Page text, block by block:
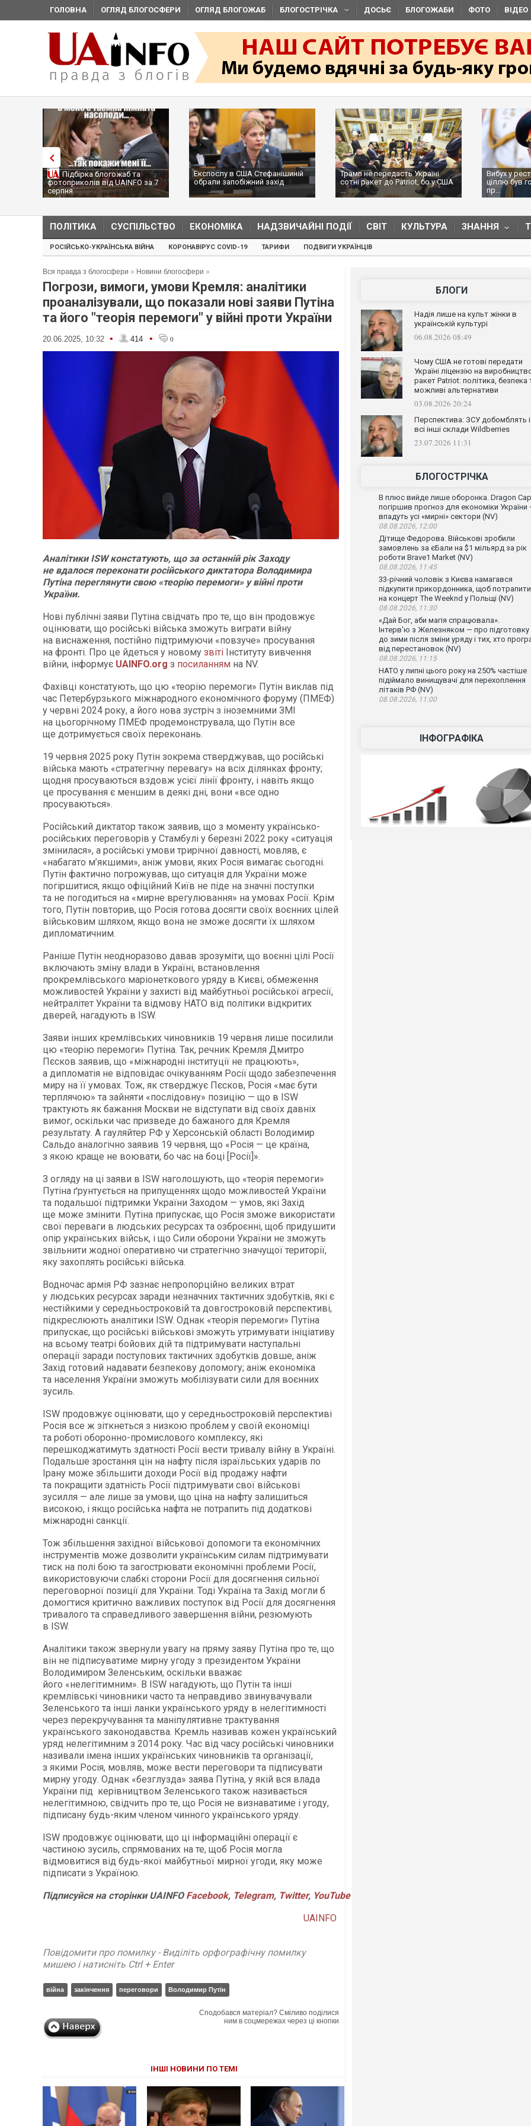
ГОЛОВНА ОГЛЯД БЛОГОСФЕРИ ОГЛЯД БЛОГОЖАБ БЛОГОСТРІЧКА ДОСЬЄ БЛОГОЖАБИ ФОТО ВІДЕО
Підбірка блогожаб та
фотоприколів від UAINFO за 7
серпня
Експослу в США Стефанішиній
обрали запобіжний захід
Трамп не передасть Україні
сотні ракет до Patriot, бо у США
...
Вибух у
ціллю був
пр...
ПОЛІТИКА СУСПІЛЬСТВО ЕКОНОМІКА НАДЗВИЧАЙНІ ПОДІЇ СВІТ КУЛЬТУРА ЗНАННЯ
РОСІЙСЬКО-УКРАЇНСЬКА ВІЙНА КОРОНАВІРУС COVID-19 ТАРИФИ ПОДВИГИ УКРАЇНЦІВ
Вся правда з блогосфери » Новини блогосфери »
Погрози, вимоги, умови Кремля: аналітики
проаналізували, що показали нові заяви Путіна
та його "теорія перемоги" у війні проти України
20.06.2025, 10:32 • 414 • 0
Аналітики ISW констатують, що за останній рік Заходу
не вдалося переконати російського диктатора Володимира
Путіна переглянути свою «теорію перемоги» у війні проти
України.
Нові публічні заяви Путіна свідчать про те, що він продовжує
оцінювати, що російські війська зможуть виграти війну
на виснаження, постійно підтримуючи «повзуче» просування
на фронті. Про це йдеться у новому звіті Інституту вивчення
війни, інформує UAINFO.org з посиланням на NV.
Фахівці констатують, що цю «теорію перемоги» Путін виклав під
час Петербурзького міжнародного економічного форуму (ПМЕФ)
у червні 2024 року, а його нова зустріч з іноземними ЗМІ
на цьогорічному ПМЕФ продемонструвала, що Путін все
ще дотримується своїх переконань.
19 червня 2025 року Путін зокрема стверджував, що російські
війська мають «стратегічну перевагу» на всіх ділянках фронту;
щодня просуваються вздовж усієї лінії фронту, і навіть якщо
це просування є меншим в деякі дні, вони «все одно
просуваються».
Російський диктатор також заявив, що з моменту українсько-
російських переговорів у Стамбулі у березні 2022 року «ситуація
змінилася», а російські умови трирічної давності, мовляв, є
«набагато м’якшими», аніж умови, яких Росія вимагає сьогодні.
Путін фактично погрожував, що ситуація для України може
погіршитися, якщо офіційний Київ не піде на значні поступки
та не погодиться на «мирне врегулювання» на умовах Росії. Крім
того, Путін повторив, що Росія готова досягти своїх воєнних цілей
військовим шляхом, якщо вона не зможе досягти їх шляхом
дипломатичним.
Раніше Путін неодноразово давав зрозуміти, що воєнні цілі Росії
включають зміну влади в Україні, встановлення
прокремлівського маріонеткового уряду в Києві, обмеження
можливостей України у захисті від майбутньої російської агресії,
нейтралітет України та відмову НАТО від політики відкритих
дверей, нагадують в ISW.
Заяви інших кремлівських чиновників 19 червня лише посилили
цю «теорію перемоги» Путіна. Так, речник Кремля Дмитро
Пєсков заявив, що «міжнародні інституції не працюють»,
а дипломатія не відповідає очікуванням Росії щодо забезпечення
миру на її умовах. Тож, як стверджує Пєсков, Росія «має бути
терплячою» та зайняти «послідовну» позицію — що в ISW
трактують як бажання Москви не відступати від своїх давніх
вимог, оскільки час призведе до бажаного для Кремля
результату. А гауляйтер РФ у Херсонській області Володимир
Сальдо аналогічно заявив 19 червня, що «Росія — це країна,
з якою краще не воювати, бо час на боці [Росії]».
З огляду на ці заяви в ISW наголошують, що «теорія перемоги»
Путіна ґрунтується на припущеннях щодо можливостей України
та подальшої підтримки України Заходом — умов, які Захід
ще може змінити. Путіна припускає, що Росія зможе використати
свої переваги в людських ресурсах та озброєнні, щоб придушити
опір українських військ, і що Сили оборони України не зможуть
звільнити жодної оперативно чи стратегічно значущої території,
яку захоплять російські війська.
Водночас армія РФ зазнає непропорційно великих втрат
у людських ресурсах заради незначних тактичних здобутків, які є
нестійкими у середньостроковій та довгостроковій перспективі,
підкреслюють аналітики ISW. Однак «теорія перемоги» Путіна
припускає, що російські військові зможуть утримувати ініціативу
на всьому театрі бойових дій та підтримувати наступальні
операції заради поступових тактичних здобутків довше, аніж
Захід готовий надавати безпекову допомогу; аніж економіка
та населення України зможуть мобілізувати сили для воєнних
зусиль.
ISW продовжує оцінювати, що у середньостроковій перспективі
Росія все ж зіткнеться з низкою проблем у своїй економіці
та роботі оборонно-промислового комплексу, які
перешкоджатимуть здатності Росії вести тривалу війну в Україні.
Подальше зростання цін на нафту після ізраїльських ударів по
Ірану може збільшити доходи Росії від продажу нафти
та покращити здатність Росії підтримувати свої військові
зусилля — але лише за умови, що ціна на нафту залишиться
високою, і якщо російська нафта не потрапить під додаткові
міжнародні санкції.
Тож збільшення західної військової допомоги та економічних
інструментів може дозволити українським силам підтримувати
тиск на полі бою та загострювати економічні проблеми Росії,
використовуючи слабкі сторони Росії для досягнення сильної
переговорної позиції для України. Тоді Україна та Захід могли б
домогтися критично важливих поступок від Росії для досягнення
тривалого та справедливого завершення війни, резюмують
в ISW.
Аналітики також звернули увагу на пряму заяву Путіна про те, що
він не підписуватиме мирну угоду з президентом України
Володимиром Зеленським, оскільки вважає
його «нелегітимним». В ISW нагадують, що Путін та інші
кремлівські чиновники часто та неправдиво звинувачували
Зеленського та інші ланки українського уряду в нелегітимності
через перекручування та маніпулятивне трактування
українського законодавства. Кремль називав кожен український
уряд нелегітимним з 2014 року. Час від часу російські чиновники
називали імена інших українських чиновників та організації,
з якими Росія, мовляв, може вести переговори та підписувати
мирну угоду. Однак «безглузда» заява Путіна, у якій вся влада
України під керівництвом Зеленського також називається
нелегітимною, свідчить про те, що Росія не визнаватиме і угоду,
підписану будь-яким членом чинного українського уряду.
ISW продовжує оцінювати, що ці інформаційні операції є
частиною зусиль, спрямованих на те, щоб Росія могла
відмовитися від будь-якої майбутньої мирної угоди, яку може
підписати з Україною.
ПідписуйсянасторінкиUAINFO Facebook, Telegram, Twitter, YouTube
UAINFO
Повідомити про помилку - Виділіть орфографічну помилку
мишею і натисніть Ctrl + Enter
війна закінчення переговори Володимир Путін
Сподобався матеріал? Сміливо поділися
ним в соцмережах через ці кнопки
ІНШІ НОВИНИ ПО ТЕМІ
БЛОГИ
Надія лише на культ жінки в
українській культурі
06.08.2026 08:49
Чому США не готові передати
Україні ліцензію на
ракет Patriot: політика, безпека
можливі альтернативи
03.08.2026 20:24
Перспектива: ЗСУ добомблять і
всі інші склади Wildberries
23.07.2026 11:31
БЛОГОСТРІЧКА
В плюс вийде лише оборонка. Dragon
погіршив прогноз для економіки України
впадуть усі «мирні» сектори (NV)
08.08.2026, 12:00
Дітище Федорова. Військові зробили
замовлень за єБали на $1 мільярд за рік
роботи Brave1 Market (NV)
08.08.2026, 11:45
33-річний чоловік з Києва намагався
підкупити прикордонника, щоб потрапити
на концерт The Weeknd у Польщі (NV)
08.08.2026, 11:30
«Дай Бог, аби магія спрацювала».
Інтерв'ю з Железняком — про підготовку
до зими після зміни уряду і тих, хто
від перестановок (NV)
08.08.2026, 11:15
НАТО у липні цього року на 250% частіше
підіймало винищувачі для перехоплення
літаків РФ (NV)
08.08.2026, 11:00
ІНФОГРАФІКА